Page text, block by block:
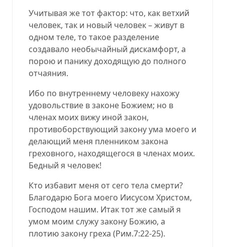
Учитывая же тот фактор: что, как ветхий
человек, так и новый человек – живут в
одном теле, то такое разделение
создавало необычайный дискамфорт, а
порою и панику доходящую до полного
отчаяния.
Ибо по внутреннему человеку нахожу
удовольствие в законе Божием; но в
членах моих вижу иной закон,
противоборствующий закону ума моего и
делающий меня пленником закона
греховного, находящегося в членах моих.
Бедный я человек!
Кто избавит меня от сего тела смерти?
Благодарю Бога моего Иисусом Христом,
Господом нашим. Итак тот же самый я
умом моим служу закону Божию, а
плотию закону греха (Рим.7:22-25).